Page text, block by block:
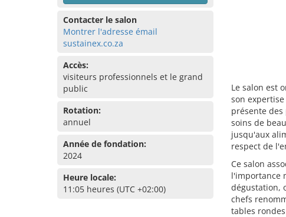
Contacter le salon
Montrer l'adresse émail
sustainex.co.za
Accès:
visiteurs professionnels et le grand
public
Rotation:
annuel
Année de fondation:
2024
Heure locale:
11:05 heures (UTC +02:00)
Le salon est
son
présente
soins de
jusqu'aux
respect de
Ce salon
l'importance
dégustation,
chefs
tables